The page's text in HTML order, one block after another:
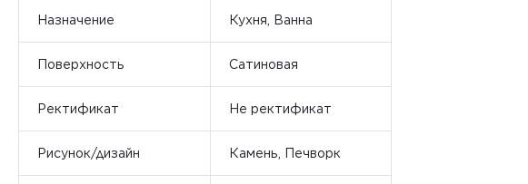
Назначение Кухня, Ванна
Поверхность Сатиновая
Ректификат Не ректификат
Рисунок/дизайн Камень, Печворк